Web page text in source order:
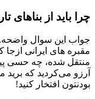
چرا باید از
جواب این سوال
مقبره های ایرانی
منتقل شده، چه حسی
آرزو می‌کردید که برید
بودنتون افتخار کنید!